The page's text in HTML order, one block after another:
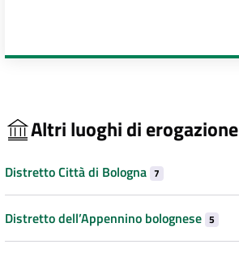
Altri luoghi di erogazione
Distretto Città di Bologna 7
Distretto dell’Appennino bolognese 5